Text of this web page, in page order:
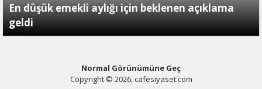
En düşük emekli aylığı için beklenen açıklama
geldi
Normal Görünümüne Geç
Copyright © 2026, cafesiyaset.com